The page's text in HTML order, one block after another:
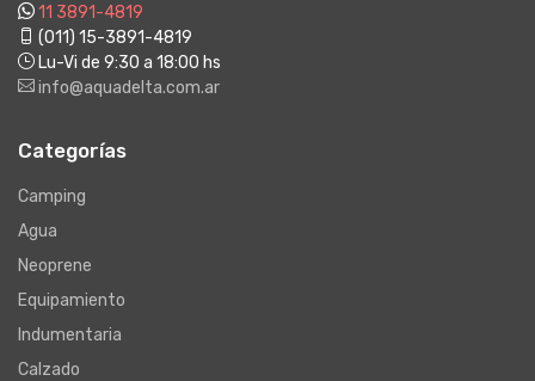
11 3891-4819
(011) 15-3891-4819
Lu-Vi de 9:30 a 18:00 hs
info@aquadelta.com.ar
Categorías
Camping
Agua
Neoprene
Equipamiento
Indumentaria
Calzado